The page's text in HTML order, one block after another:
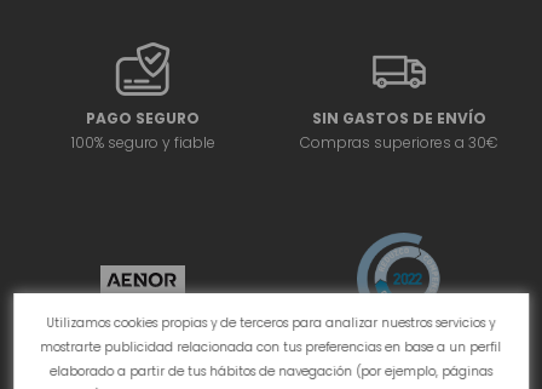
Utilizamos cookies propias y de terceros para analizar nuestros servicios y
mostrarte publicidad relacionada con tus preferencias en base a un perfil
elaborado a partir de tus hábitos de navegación (por ejemplo, páginas
PAGO SEGURO
100% seguro y fiable
SIN GASTOS DE ENVÍO
Compras superiores a 30€